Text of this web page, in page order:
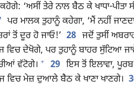
‘ਅਸੀਂ ਤੇਰੇ ਨਾਲ ਬੈਠ ਕੇ ਖਾਧਾ-ਪੀਤਾ
ਪਰ ਮਾਲਕ ਤੁਹਾਨੂੰ ਕਹੇਗਾ, ‘ਮੈਂ ਨਹੀਂ
ਤੋਂ ਦੂਰ ਹੋ ਜਾਓ!’ 28 ਜਦੋਂ ਤੁਸੀਂ
ਦੇਖੋਗੇ, ਪਰ ਤੁਹਾਨੂੰ ਬਾਹਰ ਸੁੱਟਿਆ
ਵੱਟੋਗੇ। + 29 ਇਸ ਤੋਂ ਇਲਾਵਾ,
ਮੇਜ਼ ਦੁਆਲੇ ਬੈਠ ਕੇ ਖਾਣਾ ਖਾਣਗੇ।